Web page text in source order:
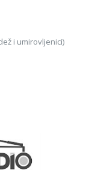
i umirovljenici)